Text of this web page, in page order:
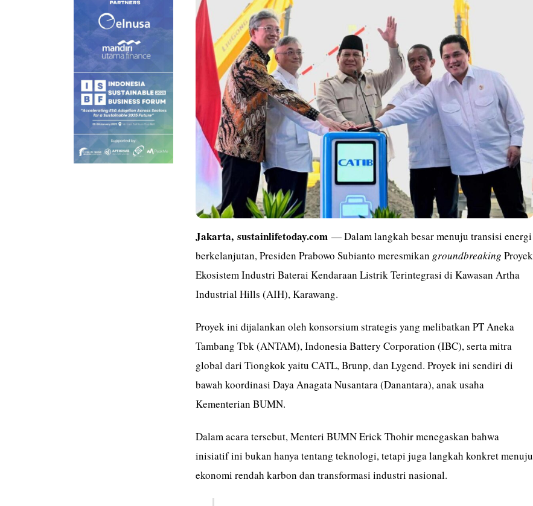
Jakarta, sustainlifetoday.com — Dalam langkah besar menuju transisi energi
berkelanjutan, Presiden Prabowo Subianto meresmikan groundbreaking Proyek
Ekosistem Industri Baterai Kendaraan Listrik Terintegrasi di Kawasan Artha
Industrial Hills (AIH), Karawang.
Proyek ini dijalankan oleh konsorsium strategis yang melibatkan PT Aneka
Tambang Tbk (ANTAM), Indonesia Battery Corporation (IBC), serta mitra
global dari Tiongkok yaitu CATL, Brunp, dan Lygend. Proyek ini sendiri di
bawah koordinasi Daya Anagata Nusantara (Danantara), anak usaha
Kementerian BUMN.
Dalam acara tersebut, Menteri BUMN Erick Thohir menegaskan bahwa
inisiatif ini bukan hanya tentang teknologi, tetapi juga langkah konkret menuju
ekonomi rendah karbon dan transformasi industri nasional.